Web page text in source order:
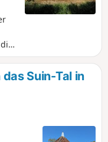
Suin-Tal in